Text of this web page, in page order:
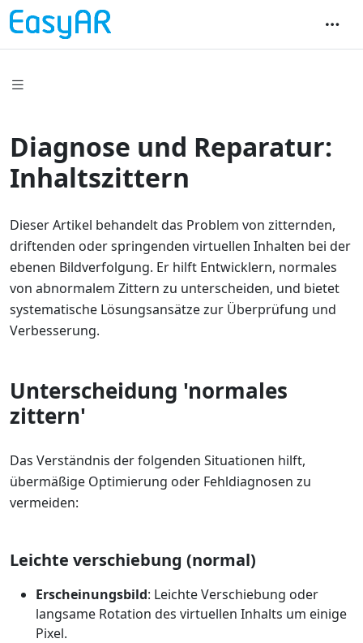
Diagnose und Reparatur:
Inhaltszittern
Dieser Artikel behandelt das Problem von zitternden,
driftenden oder springenden virtuellen Inhalten bei der
ebenen Bildverfolgung. Er hilft Entwicklern, normales
von abnormalem Zittern zu unterscheiden, und bietet
systematische Lösungsansätze zur Überprüfung und
Verbesserung.
Unterscheidung 'normales
zittern'
Das Verständnis der folgenden Situationen hilft,
übermäßige Optimierung oder Fehldiagnosen zu
vermeiden:
Leichte verschiebung (normal)
Erscheinungsbild: Leichte Verschiebung oder
langsame Rotation des virtuellen Inhalts um einige
Pixel.